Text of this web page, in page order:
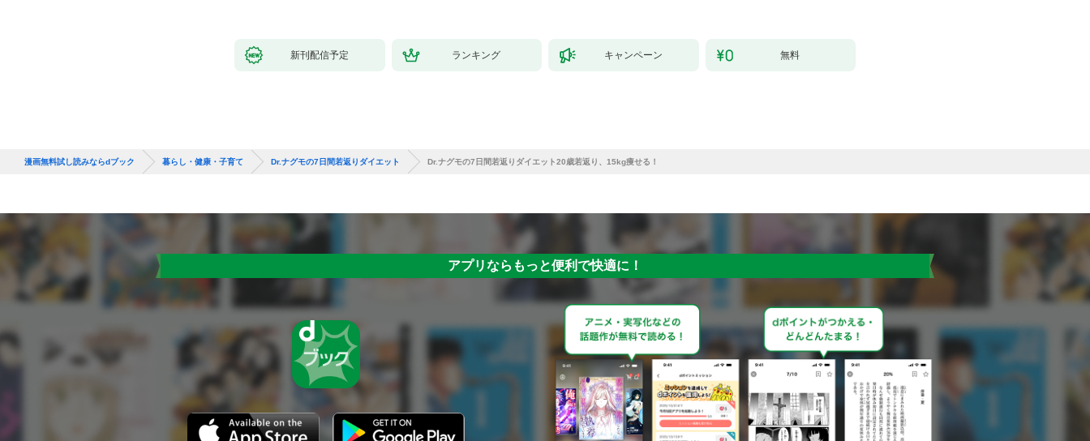
新刊配信予定 ランキング キャンペーン 無料
漫画無料試し読みならdブック 暮らし・健康・子育て Dr.ナグモの7日間若返りダイエット Dr.ナグモの7日間若返りダイエット20歳若返り、15kg痩せる！
アプリならもっと便利で快適に！